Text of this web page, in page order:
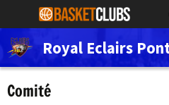
Comité